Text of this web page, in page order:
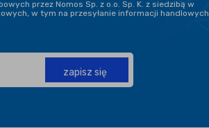
Udostępnij
przez Nomos Sp. z o.o. Sp. K. z siedzibą w
w tym na przesyłanie informacji handlowych
zapisz się